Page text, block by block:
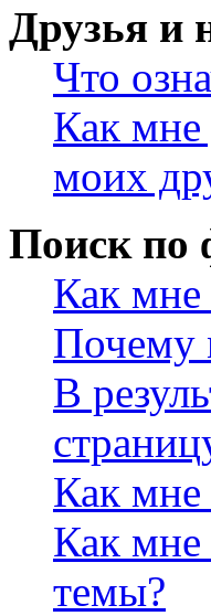
Друзья и
Что
Как мне
моих
Поиск по
Как
Почему
В
Как мне
Как мне
темы?